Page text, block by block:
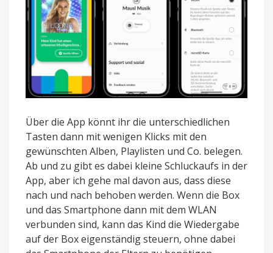
Über die App könnt ihr die unterschiedlichen
Tasten dann mit wenigen Klicks mit den
gewünschten Alben, Playlisten und Co. belegen.
Ab und zu gibt es dabei kleine Schluckaufs in der
App, aber ich gehe mal davon aus, dass diese
nach und nach behoben werden. Wenn die Box
und das Smartphone dann mit dem WLAN
verbunden sind, kann das Kind die Wiedergabe
auf der Box eigenständig steuern, ohne dabei